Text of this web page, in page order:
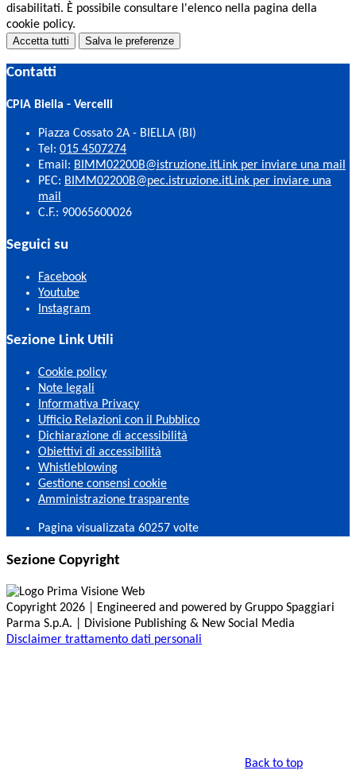
disabilitati. È possibile consultare l'elenco nella pagina della
cookie policy.
Accetta tutti Salva le preferenze
Contatti
CPIA Biella - Vercelli
Piazza Cossato 2A - BIELLA (BI)
Tel: 015 4507274
Email: BIMM02200B@istruzione.itLink per inviare una mail
PEC: BIMM02200B@pec.istruzione.itLink per inviare una
mail
C.F.: 90065600026
Seguici su
Facebook
Youtube
Instagram
Sezione Link Utili
Cookie policy
Note legali
Informativa Privacy
Ufficio Relazioni con il Pubblico
Dichiarazione di accessibilità
Obiettivi di accessibilità
Whistleblowing
Gestione consensi cookie
Amministrazione trasparente
Pagina visualizzata 60257 volte
Sezione Copyright
Copyright 2026 | Engineered and powered by Gruppo Spaggiari
Parma S.p.A. | Divisione Publishing & New Social Media
Disclaimer trattamento dati personali
Back to top